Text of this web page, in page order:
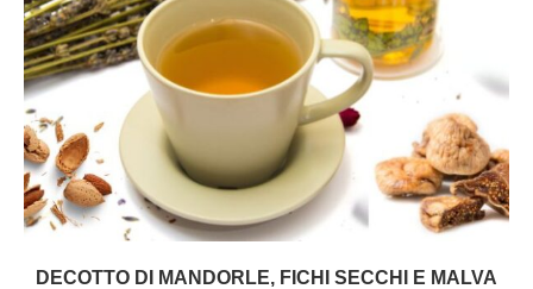
DECOTTO DI MANDORLE, FICHI SECCHI E MALVA